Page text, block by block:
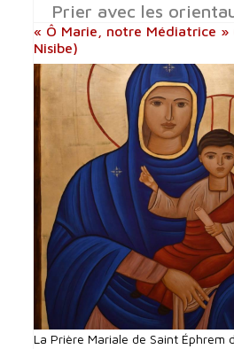
Prier avec les
« Ô Marie, notre Médiatrice »
Nisibe)
La Prière Mariale de Saint Éphrem